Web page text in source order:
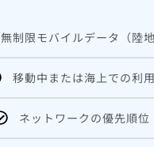
無制限モバイルデータ（陸地
移動中または海上での利用
ネットワークの優先順位